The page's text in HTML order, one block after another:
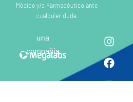
Médico y/o Farmacéutico ante
cualquier duda.
una
compañia